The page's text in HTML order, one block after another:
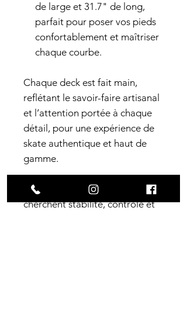
de large et 31.7" de long,
parfait pour poser vos pieds
confortablement et maîtriser
chaque courbe.
Chaque deck est fait main,
reflétant le savoir-faire artisanal
et l’attention portée à chaque
détail, pour une expérience de
skate authentique et haut de
gamme.
Parfait pour les riders qui
cherchent stabilité, contrôle et